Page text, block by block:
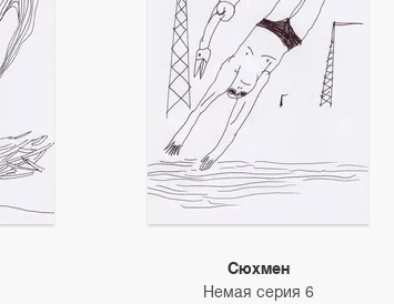
Сюхмен
Немая серия 6